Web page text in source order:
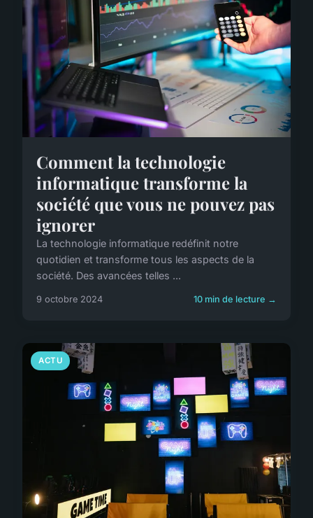
Comment la technologie
informatique transforme la
société que vous ne pouvez pas
ignorer
La technologie informatique redéfinit notre
quotidien et transforme tous les aspects de la
société. Des avancées telles ...
9 octobre 2024 10 min de lecture →
ACTU